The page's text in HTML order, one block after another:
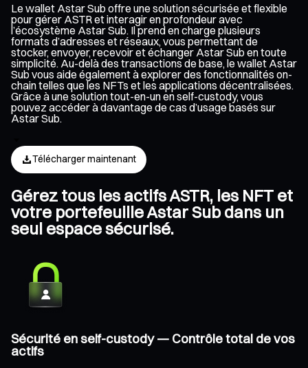
Le wallet Astar Sub offre une solution sécurisée et flexible
pour gérer ASTR et interagir en profondeur avec
l’écosystème Astar Sub. Il prend en charge plusieurs
formats d’adresses et réseaux, vous permettant de
stocker, envoyer, recevoir et échanger Astar Sub en toute
simplicité. Au-delà des transactions de base, le wallet Astar
Sub vous aide également à explorer des fonctionnalités on-
chain telles que les NFTs et les applications décentralisées.
Grâce à une solution tout-en-un en self-custody, vous
pouvez accéder à davantage de cas d’usage basés sur
Astar Sub.
Télécharger maintenant
Gérez tous les actifs ASTR, les NFT et
votre portefeuille Astar Sub dans un
seul espace sécurisé.
Sécurité en self-custody — Contrôle total de vos
actifs